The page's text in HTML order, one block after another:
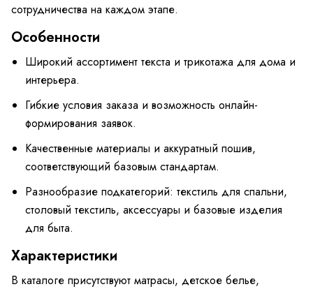
сотрудничества на каждом этапе.
Особенности
Широкий ассортимент текста и трикотажа для дома и
интерьера.
Гибкие условия заказа и возможность онлайн-
формирования заявок.
Качественные материалы и аккуратный пошив,
соответствующий базовым стандартам.
Разнообразие подкатегорий: текстиль для спальни,
столовый текстиль, аксессуары и базовые изделия
для быта.
Характеристики
В каталоге присутствуют матрасы, детское белье,